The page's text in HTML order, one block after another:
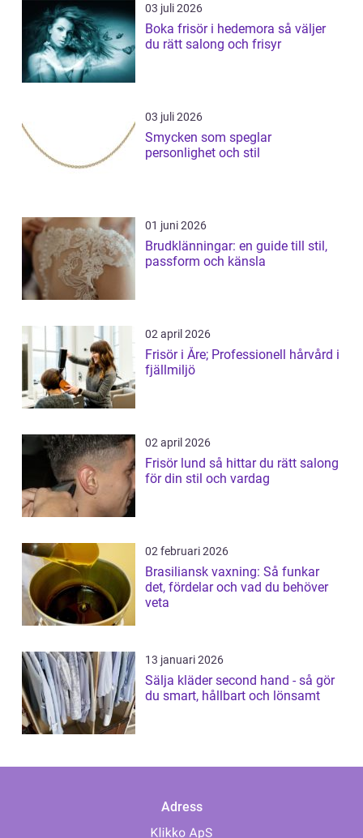
03 juli 2026
Boka frisör i hedemora så väljer
du rätt salong och frisyr
03 juli 2026
Smycken som speglar
personlighet och stil
01 juni 2026
Brudklänningar: en guide till stil,
passform och känsla
02 april 2026
Frisör i Åre; Professionell hårvård i
fjällmiljö
02 april 2026
Frisör lund så hittar du rätt salong
för din stil och vardag
02 februari 2026
Brasiliansk vaxning: Så funkar
det, fördelar och vad du behöver
veta
13 januari 2026
Sälja kläder second hand - så gör
du smart, hållbart och lönsamt
Adress